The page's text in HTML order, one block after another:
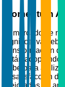
Momentum
El mercado de
significativa
transformación
están
nube para
la satisfacción
mejoradas de